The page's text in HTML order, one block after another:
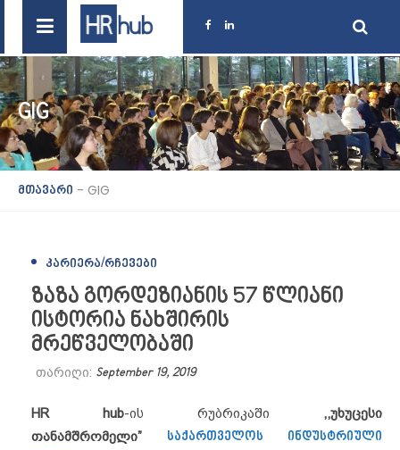
GIG
მთავარი - GIG
ᲙᲐᲠᲘᲔᲠᲐ/ᲠᲩᲔᲕᲔᲑᲘ
ზაზა გორდეზიანის 57 წლიანი
ისტორია ნახშირის
მრეწველობაში
თარიღი: September 19, 2019
HR hub-ის რუბრიკაში ,,უხუცესი
თანამშრომელი” საქართველოს ინდუსტრიული